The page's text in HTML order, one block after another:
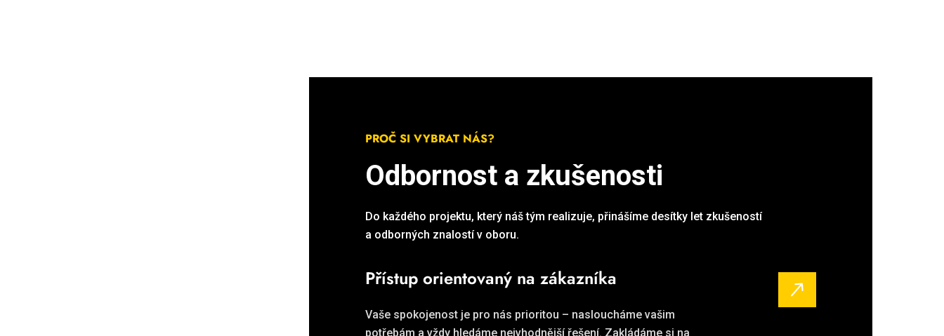
PROČ SI VYBRAT NÁS?
Odbornost a zkušenosti
Do každého projektu, který náš tým realizuje, přinášíme desítky let zkušeností
a odborných znalostí v oboru.
Přístup orientovaný na zákazníka
Vaše spokojenost je pro nás prioritou – nasloucháme vašim
potřebám a vždy hledáme nejvhodnější řešení. Zakládáme si na